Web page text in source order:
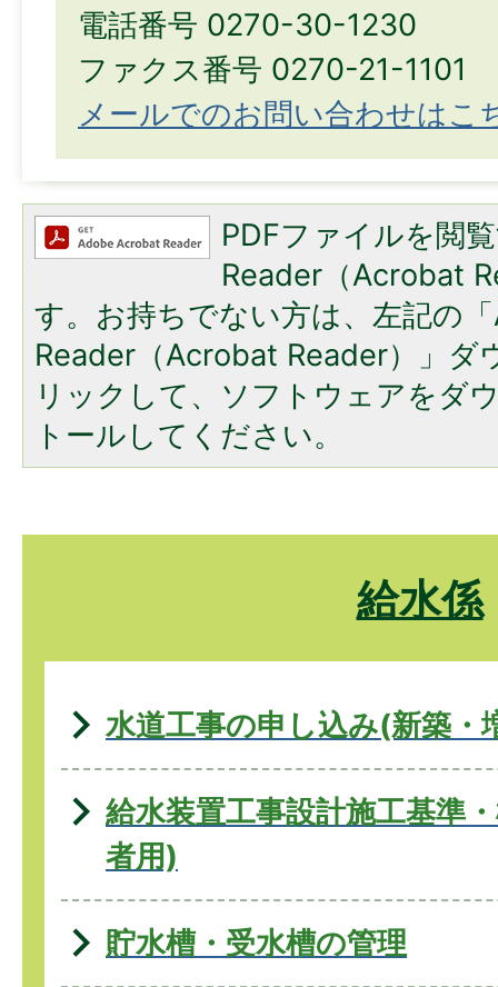
電話番号 0270-30-1230
ファクス番号 0270-21-1101
メールでのお問い合わせはこ
PDFファイルを閲
Reader（Acrobat
す。お持ちでない方は、左記の
Reader（Acrobat Reader）」ダ
リックして、ソフトウェアをダ
トールしてください。
給水係
水道工事の申し込み(新築・
給水装置工事設計施工基準
者用)
貯水槽・受水槽の管理